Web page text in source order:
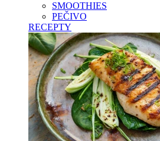
SMOOTHIES
PEČIVO
RECEPTY